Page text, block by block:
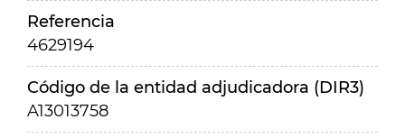
Referencia
4629194
Código de la entidad adjudicadora (DIR3)
A13013758